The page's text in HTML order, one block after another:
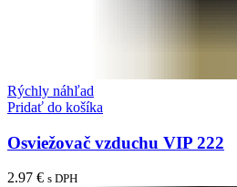
Rýchly náhľad
Pridať do košíka
Osviežovač vzduchu VIP 222
2.97 € s DPH